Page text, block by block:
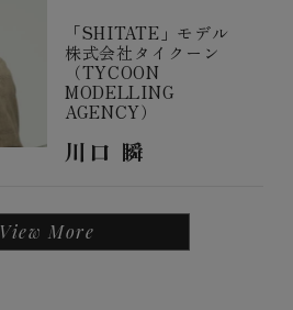
「SHITATE」モデル
株式会社タイクーン
（TYCOON
MODELLING
AGENCY）
川口 瞬
View More